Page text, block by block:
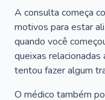
A consulta começa
motivos para estar
quando você
queixas
tentou fazer algum
O médico também